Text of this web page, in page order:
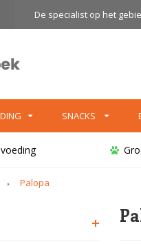
De specialist op het
SNACKS
Palopa